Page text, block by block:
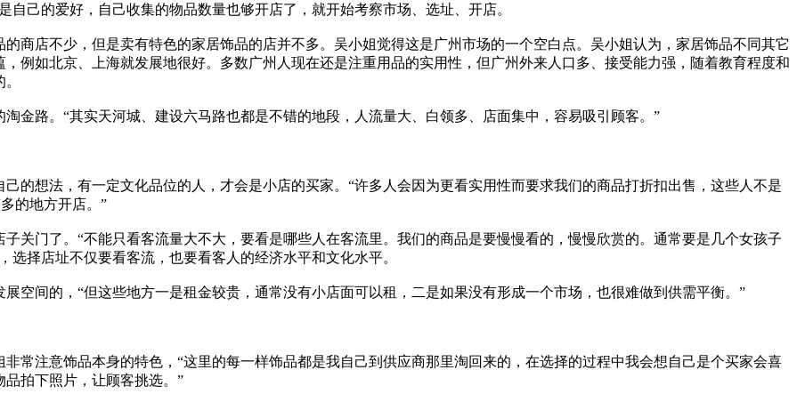
己的爱好，自己收集的物品数量也够开店了，就开始考察市场、选址、开店。
商店不少，但是卖有特色的家居饰品的店并不多。吴小姐觉得这是广州市场的一个空白点。吴小姐认为，家居饰品不同其它
例如北京、上海就发展地很好。多数广州人现在还是注重用品的实用性，但广州外来人口多、接受能力强，随着教育程度和
金路。“其实天河城、建设六马路也都是不错的地段，人流量大、白领多、店面集中，容易吸引顾客。”
的想法，有一定文化品位的人，才会是小店的买家。“许多人会因为更看实用性而要求我们的商品打折扣出售，这些人不是
的地方开店。”
关门了。“不能只看客流量大不大，要看是哪些人在客流里。我们的商品是要慢慢看的，慢慢欣赏的。通常要是几个女孩子
择店址不仅要看客流，也要看客人的经济水平和文化水平。
空间的，“但这些地方一是租金较贵，通常没有小店面可以租，二是如果没有形成一个市场，也很难做到供需平衡。”
常注意饰品本身的特色，“这里的每一样饰品都是我自己到供应商那里淘回来的，在选择的过程中我会想自己是个买家会喜
拍下照片，让顾客挑选。”